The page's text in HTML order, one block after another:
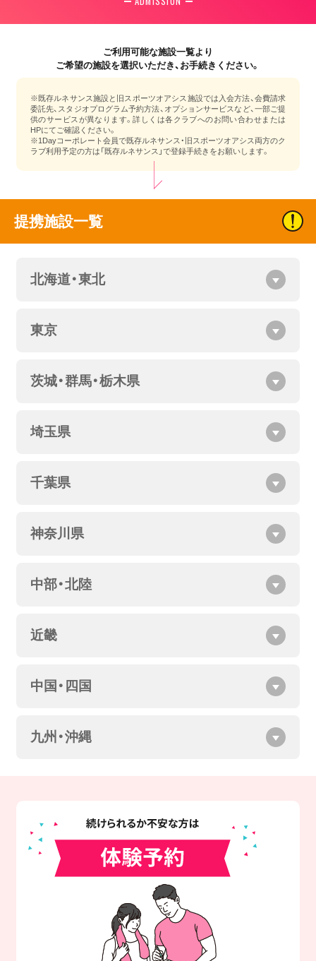
ご利用可能な施設一覧より
ご希望の施設を選択いただき、お手続きください。
※既存ルネサンス施設と旧スポーツオアシス施設では入会方法、会費請求
委託先、スタジオプログラム予約方法、オプションサービスなど、一部ご提
供のサービスが異なります。詳しくは各クラブへのお問い合わせまたは
HPにてご確認ください。
※1Dayコーポレート会員で既存ルネサンス・旧スポーツオアシス両方のク
ラブ利用予定の方は「既存ルネサンス」で登録手続きをお願いします。
提携施設一覧
北海道・東北
東京
茨城・群馬・栃木県
埼玉県
千葉県
神奈川県
中部・北陸
近畿
中国・四国
九州・沖縄